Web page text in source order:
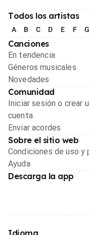
Todos los artistas
A B C D E F G
Canciones
En tendencia
Géneros musicales
Novedades
Comunidad
Iniciar sesión o crear
cuenta
Enviar acordes
Sobre el sitio web
Condiciones de uso y
Ayuda
Descarga la app
Idioma